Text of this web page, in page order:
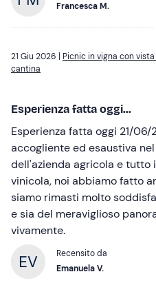
Francesca M.
21 Giu 2026 | Picnic in vigna con
cantina
Esperienza fatta oggi...
Esperienza fatta oggi 21/
accogliente ed esaustiva
dell'azienda agricola e tutto
vinicola, noi abbiamo fatto
siamo rimasti molto
e sia del meraviglioso
vivamente.
Recensito da
Emanuela V.